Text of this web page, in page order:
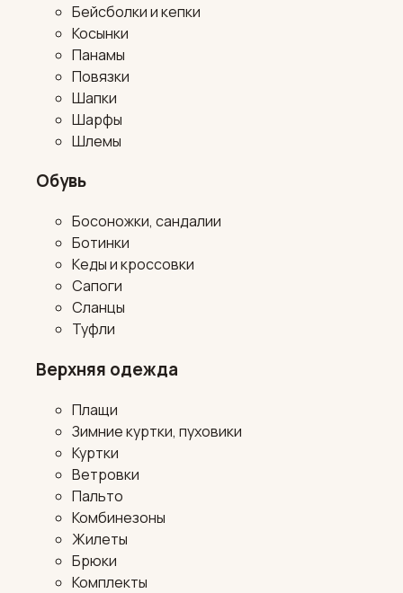
Бейсболки и кепки
Косынки
Панамы
Повязки
Шапки
Шарфы
Шлемы
Обувь
Босоножки, сандалии
Ботинки
Кеды и кроссовки
Сапоги
Сланцы
Туфли
Верхняя одежда
Плащи
Зимние куртки, пуховики
Куртки
Ветровки
Пальто
Комбинезоны
Жилеты
Брюки
Комплекты